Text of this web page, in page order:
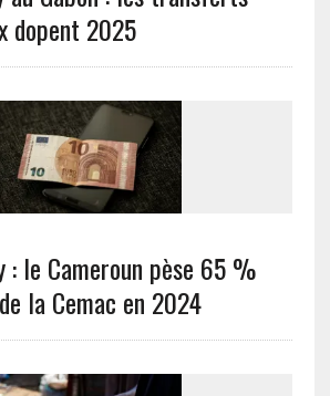
dopent 2025
: le Cameroun pèse 65 %
la Cemac en 2024